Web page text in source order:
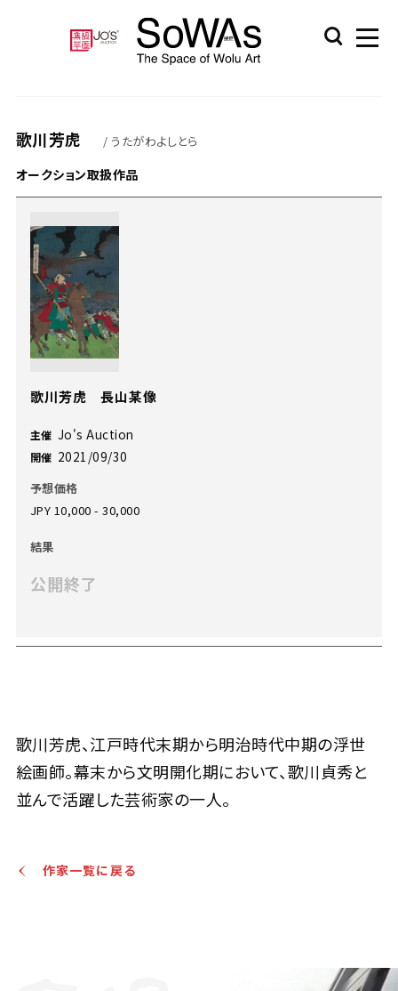
歌川芳虎 / うたがわよしとら
歌川芳虎、江戸時代末期から明治時代中期の浮世
絵画師。幕末から文明開化期において、歌川貞秀と
並んで活躍した芸術家の一人。
オークション取扱作品
歌川芳虎 長山某像
主催 Jo's Auction
開催 2021/09/30
予想価格
JPY 10,000 - 30,000
結果
公開終了
作家一覧に戻る